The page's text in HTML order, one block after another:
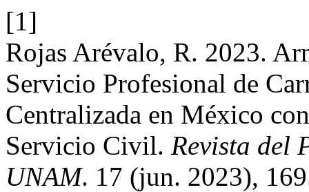
[1]
Rojas Arévalo, R. 2023.
Servicio Profesional de
Centralizada en México
Servicio Civil. Revista del
UNAM. 17 (jun. 2023),